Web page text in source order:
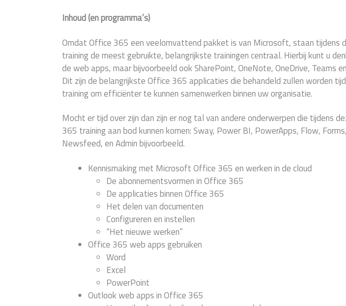
Inhoud (en programma’s)
Omdat Office 365 een veelomvattend pakket is van Microsoft, staan tijdens
training de meest gebruikte, belangrijkste trainingen centraal. Hierbij kunt u
de web apps, maar bijvoorbeeld ook SharePoint, OneNote, OneDrive, Teams
Dit zijn de belangrijkste Office 365 applicaties die behandeld zullen worden
training om efficiënter te kunnen samenwerken binnen uw organisatie.
Mocht er tijd over zijn dan zijn er nog tal van andere onderwerpen die tijdens
365 training aan bod kunnen komen: Sway, Power BI, PowerApps, Flow, Forms,
Newsfeed, en Admin bijvoorbeeld.
Kennismaking met Microsoft Office 365 en werken in de cloud
De abonnementsvormen in Office 365
De applicaties binnen Office 365
Het delen van documenten
Configureren en instellen
“Het nieuwe werken”
Office 365 web apps gebruiken
Word
Excel
PowerPoint
Outlook web apps in Office 365